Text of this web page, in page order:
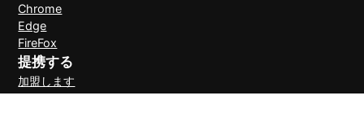
Chrome
Edge
FireFox
提携する
加盟します